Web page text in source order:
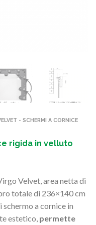
- SCHERMI A CORNICE
rigida in velluto
Velvet, area netta di
totale di 236×140 cm
a cornice in
estetico, permette